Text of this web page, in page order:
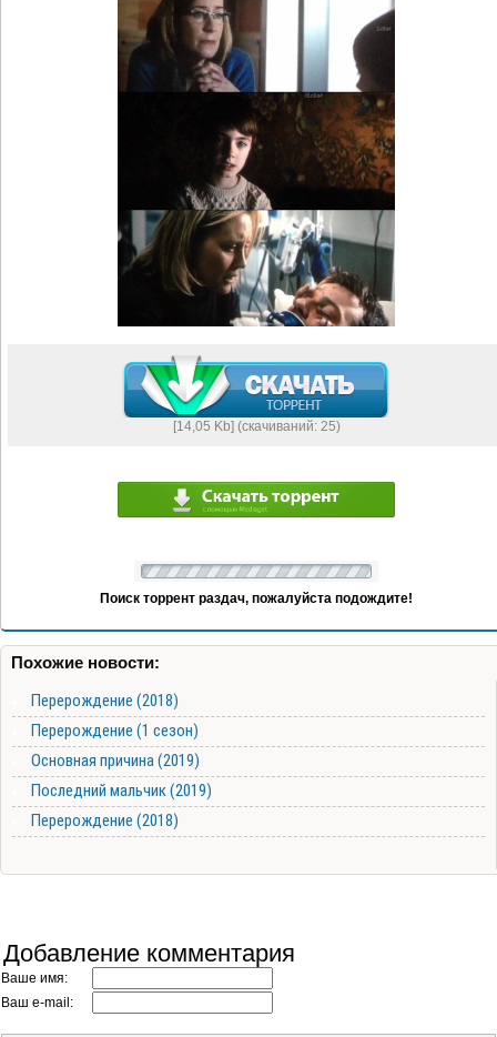
[14,05 Kb] (cкачиваний: 25)
Поиск торрент раздач, пожалуйста подождите!
Похожие новости:
Перерождение (2018)
Перерождение (1 сезон)
Основная причина (2019)
Последний мальчик (2019)
Перерождение (2018)
Добавление комментария
Ваше имя:
Ваш e-mail: